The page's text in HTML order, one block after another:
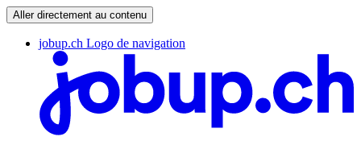
Aller directement au contenu
jobup.ch Logo de navigation